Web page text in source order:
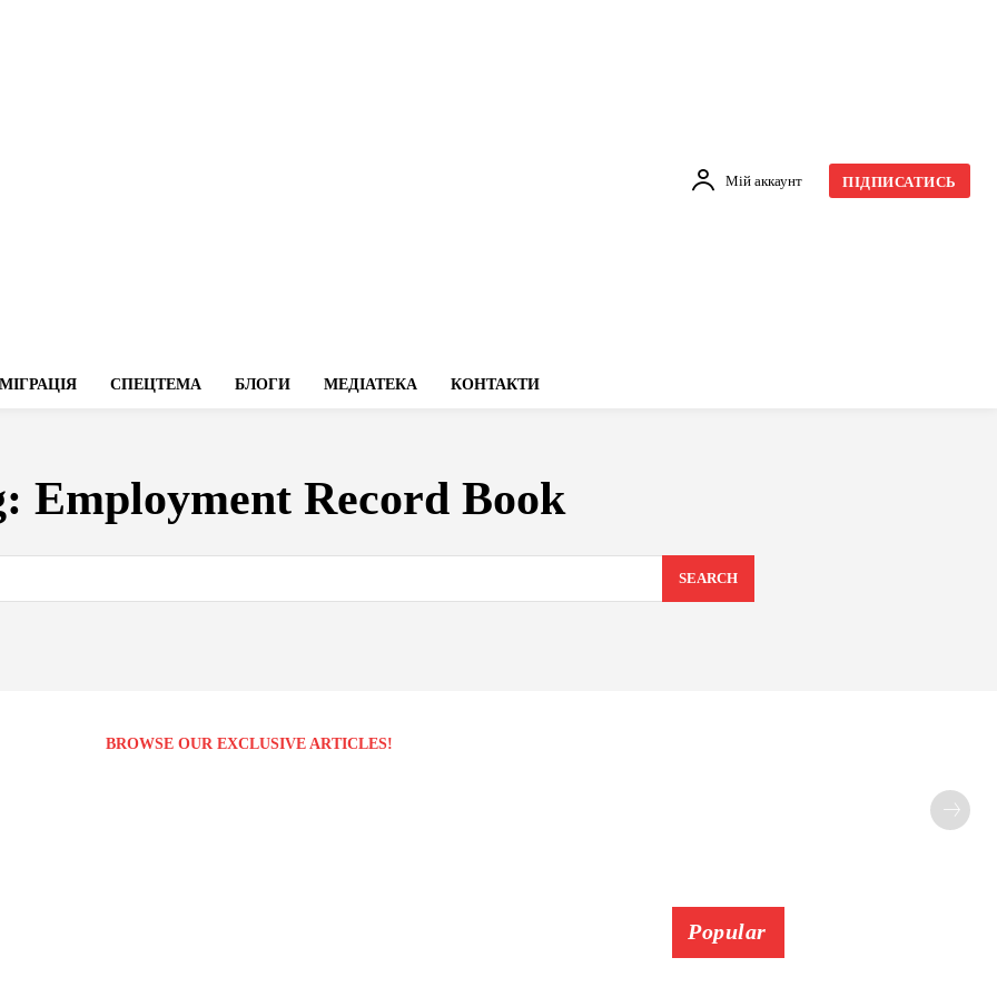
Мій аккаунт ПІДПИСАТИСЬ
МІГРАЦІЯ СПЕЦТЕМА БЛОГИ МЕДІАТЕКА КОНТАКТИ
Employment Record Book
SEARCH
BROWSE OUR EXCLUSIVE ARTICLES!
Popular